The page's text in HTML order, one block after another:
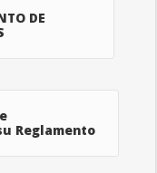
DE
Reglamento